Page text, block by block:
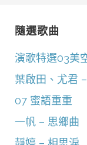
隨選歌曲
演歌特選03美
葉啟田、尤君
07 蜜語重重
一帆 – 思鄉曲